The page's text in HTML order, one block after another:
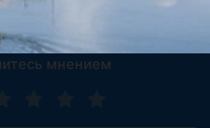
ещё
мнением